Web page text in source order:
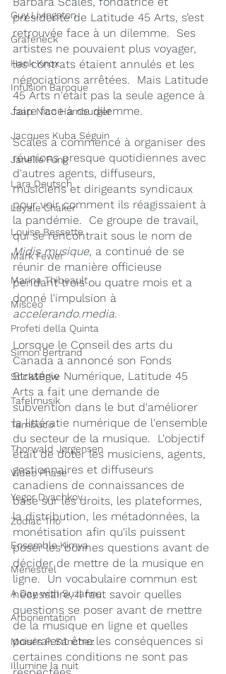
Guy Livingston
Grafeneck
Hank Knox
Infusion Baroque
Jaap Nico Hamburger
Jacques Kuba Séguin
Janelle Fung
Lara Deutsch
Layale Chaker
Louise Bessette
Mark Fewer
Marina Thibeault
Misceo
Profeti della Quinta
Simon Bertrand
Stick&Bow
Tafelmusik
Tambuco
Thorwald Jørgensen
Video Phase
Yegor Dyachkov
Zodiac Trio
Ensemble Kimya
Ménestrel
A Day with Suzanne
Arborientation
Moisés P. Sánchez
Illumine la nuit
présidente de Latitude 45 Arts, s’est
retrouvée face à un dilemme.  Ses
artistes ne pouvaient plus voyager,
les contrats étaient annulés et les
négociations arrêtées.  Mais Latitude
45 Arts n'était pas la seule agence à
faire face à ce dilemme.
Scales a commencé à organiser des
réunions presque quotidiennes avec
d'autres agents, diffuseurs,
musiciens et dirigeants syndicaux
pour voir comment ils réagissaient à
la pandémie.  Ce groupe de travail,
qui se rencontrait sous le nom de
Midis musique, a continué de se
réunir de manière officieuse
pendant trois ou quatre mois et a
donné l'impulsion à
accelerando.media.
Lorsque le Conseil des arts du
Canada a annoncé son Fonds
Stratégie Numérique, Latitude 45
Arts a fait une demande de
subvention dans le but d'améliorer
la littératie numérique de l'ensemble
du secteur de la musique.  L'objectif
était de doter les musiciens, agents,
gestionnaires et diffuseurs
canadiens de connaissances de
base sur les droits, les plateformes,
la distribution, les métadonnées, la
monétisation afin qu'ils puissent
poser les bonnes questions avant de
décider de mettre de la musique en
ligne.  Un vocabulaire commun est
nécessaire, il faut savoir quelles
questions se poser avant de mettre
de la musique en ligne et quelles
pourraient être les conséquences si
certaines conditions ne sont pas